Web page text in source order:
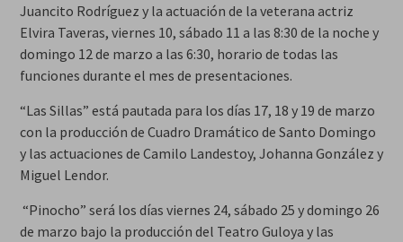
Juancito Rodríguez y la actuación de la veterana actriz
Elvira Taveras, viernes 10, sábado 11 a las 8:30 de la noche y
domingo 12 de marzo a las 6:30, horario de todas las
funciones durante el mes de presentaciones.
“Las Sillas” está pautada para los días 17, 18 y 19 de marzo
con la producción de Cuadro Dramático de Santo Domingo
y las actuaciones de Camilo Landestoy, Johanna González y
Miguel Lendor.
“Pinocho” será los días viernes 24, sábado 25 y domingo 26
de marzo bajo la producción del Teatro Guloya y las